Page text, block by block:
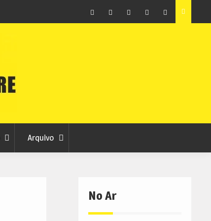
Covilhã avança com a desmaterialização do Arquivo
Municipal
Arquivo
No Ar